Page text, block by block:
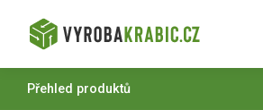
Přehled produktů